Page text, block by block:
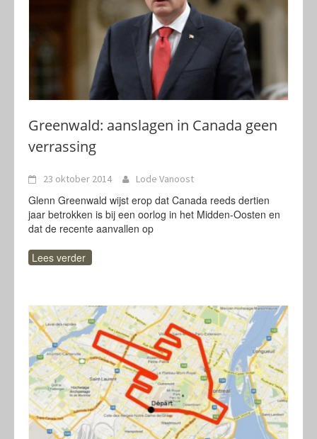
Greenwald: aanslagen in Canada geen
verrassing
23 oktober 2014 Lode Vanoost
Glenn Greenwald wijst erop dat Canada reeds dertien
jaar betrokken is bij een oorlog in het Midden-Oosten en
dat de recente aanvallen op
Lees verder